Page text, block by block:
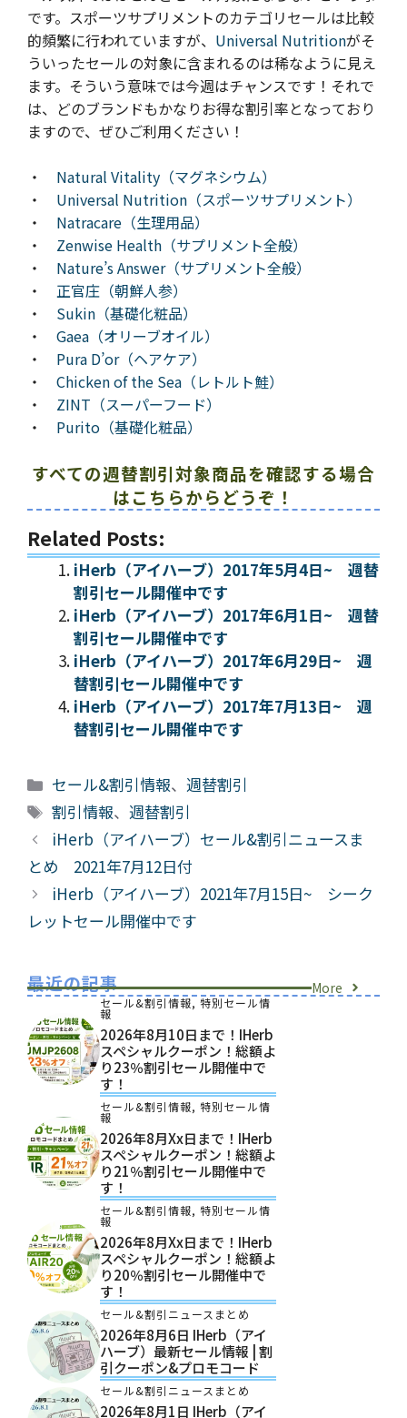
です。スポーツサプリメントのカテゴリセールは比較
的頻繁に行われていますが、 Universal Nutritionがそ
ういったセールの対象に含まれるのは稀なように見え
ます。そういう意味では今週はチャンスです！ それで
は、 どのブランドもかなりお得な割引率となっており
ますので、ぜひご利用ください！
・ Natural Vitality（マグネシウム）
・ Universal Nutrition（スポーツサプリメント）
・ Natracare（生理用品）
・ Zenwise Health（サプリメント全般）
・ Nature’s Answer（サプリメント全般）
・ 正官庄（朝鮮人参）
・ Sukin（基礎化粧品）
・ Gaea（オリーブオイル）
・ Pura D’or（ヘアケア）
・ Chicken of the Sea（レトルト鮭）
・ ZINT（スーパーフード）
・ Purito（基礎化粧品）
すべての週替割引対象商品を確認する場合
はこちらからどうぞ！
Related Posts:
iHerb（アイハーブ）2017年5月4日~ 週替
割引セール開催中です
iHerb（アイハーブ）2017年6月1日~ 週替
割引セール開催中です
iHerb（アイハーブ）2017年6月29日~ 週
替割引セール開催中です
iHerb（アイハーブ）2017年7月13日~ 週
替割引セール開催中です
カ
テ
ゴ
リ
ー
セール&割引情報、週替割引
タ
グ
割引情報、週替割引
iHerb（アイハーブ）セール&割引ニュースま
とめ 2021年7月12日付
iHerb（アイハーブ）2021年7月15日~ シーク
レットセール開催中です
最近の記事 More
セール&割引情報, 特別セール情
報
2026年8月10日まで！iHerb
スペシャルクーポン！総額よ
り23％割引セール開催中で
す！
セール&割引情報, 特別セール情
報
2026年8月xx日まで！iHerb
スペシャルクーポン！総額よ
り21％割引セール開催中で
す！
セール&割引情報, 特別セール情
報
2026年8月xx日まで！iHerb
スペシャルクーポン！総額よ
り20％割引セール開催中で
す！
セール&割引ニュースまとめ
2026年8月6日 IHerb（アイ
ハーブ）最新セール情報 | 割
引クーポン&プロモコード
セール&割引ニュースまとめ
2026年8月1日 IHerb（アイ